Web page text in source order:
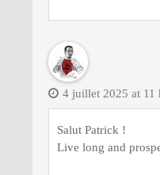
4 juillet 2025 at 11
Salut Patrick !
Live long and